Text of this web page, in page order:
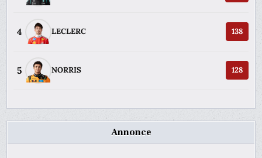
4 LECLERC 138
5 NORRIS 128
Annonce